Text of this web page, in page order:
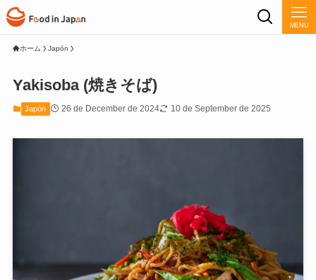
MENU
ホーム Japón
Yakisoba (焼きそば)
Japón 26 de December de 2024 10 de September de 2025